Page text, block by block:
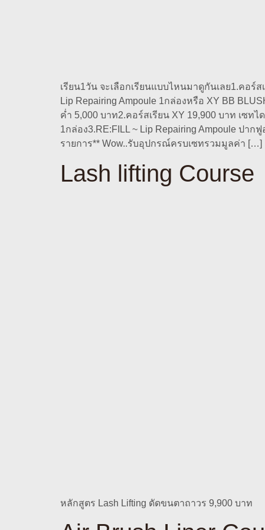
เรียน1วัน จะเลือกเรียนแบบไหนมาดูกันเลย1.คอร์
Lip Repairing Ampoule 1กล่องหรือ XY BB
ค่ำ 5,000 บาท2.คอร์สเรียน XY 19,900 บาท เซท
1กล่อง3.RE:FILL ~ Lip Repairing Ampoule ปา
รายการ** Wow..รับอุปกรณ์ครบเซทรวมมูลค่า […]
Lash lifting Course
หลักสูตร Lash Lifting ดัดขนตาถาวร 9,900 บาท